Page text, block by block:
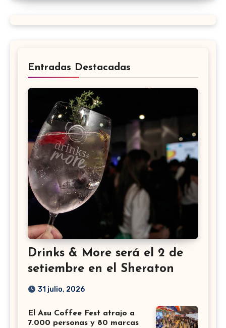
Entradas Destacadas
Drinks & More será el 2 de
setiembre en el Sheraton
31 julio, 2026
El Asu Coffee Fest atrajo a
7.000 personas y 80 marcas